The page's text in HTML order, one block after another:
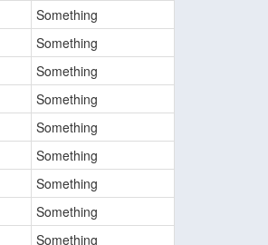
Something
Something
Something
Something
Something
Something
Something
Something
Something